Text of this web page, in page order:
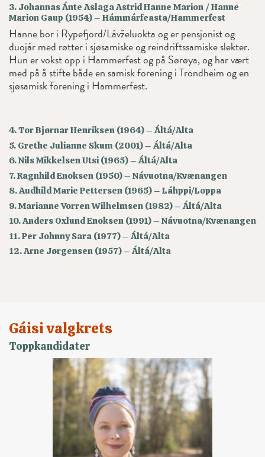
3. Johannas Ánte Aslaga Astrid Hanne Marion / Hanne
Marion Gaup (1954) – Hámmárfeasta/Hammerfest
Hanne bor i Rypefjord/Lávželuokta og er pensjonist og
duojár med røtter i sjøsamiske og reindriftssamiske slekter.
Hun er vokst opp i Hammerfest og på Sørøya, og har vært
med på å stifte både en samisk forening i Trondheim og en
sjøsamisk forening i Hammerfest.
4. Tor Bjørnar Henriksen (1964) – Áltá/Alta
5. Grethe Julianne Skum (2001) – Áltá/Alta
6. Nils Mikkelsen Utsi (1965) – Áltá/Alta
7. Ragnhild Enoksen (1950) – Návuotna/Kvænangen
8. Audhild Marie Pettersen (1965) – Láhppi/Loppa
9. Marianne Vorren Wilhelmsen (1982) – Áltá/Alta
10. Anders Oxlund Enoksen (1991) – Návuotna/Kvænangen
11. Per Johnny Sara (1977) – Áltá/Alta
12. Arne Jørgensen (1957) – Áltá/Alta
Gáisi valgkrets
Toppkandidater